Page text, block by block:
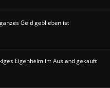
Geld geblieben ist
Eigenheim im Ausland gekauft